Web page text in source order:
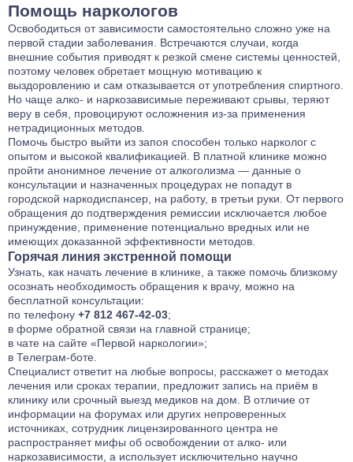
Помощь наркологов
Освободиться от зависимости самостоятельно сложно уже на
первой стадии заболевания. Встречаются случаи, когда
внешние события приводят к резкой смене системы ценностей,
поэтому человек обретает мощную мотивацию к
выздоровлению и сам отказывается от употребления спиртного.
Но чаще алко- и наркозависимые переживают срывы, теряют
веру в себя, провоцируют осложнения из-за применения
нетрадиционных методов.
Помочь быстро выйти из запоя способен только нарколог с
опытом и высокой квалификацией. В платной клинике можно
пройти анонимное лечение от алкоголизма — данные о
консультации и назначенных процедурах не попадут в
городской наркодиспансер, на работу, в третьи руки. От первого
обращения до подтверждения ремиссии исключается любое
принуждение, применение потенциально вредных или не
имеющих доказанной эффективности методов.
Горячая линия экстренной помощи
Узнать, как начать лечение в клинике, а также помочь близкому
осознать необходимость обращения к врачу, можно на
бесплатной консультации:
по телефону +7 812 467-42-03;
в форме обратной связи на главной странице;
в чате на сайте «Первой наркологии»;
в Телеграм-боте.
Специалист ответит на любые вопросы, расскажет о методах
лечения или сроках терапии, предложит запись на приём в
клинику или срочный выезд медиков на дом. В отличие от
информации на форумах или других непроверенных
источниках, сотрудник лицензированного центра не
распространяет мифы об освобождении от алко- или
наркозависимости, а использует исключительно научно